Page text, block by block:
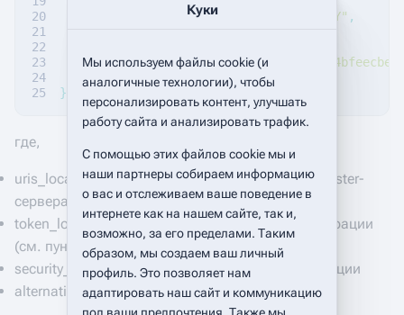
"eQTC1KqHdswBpg9CnGtY" ,
"token_local":
"uris_local" : "https://site1.era.ru"
}
где,
uris_local - имя локального веб-сервера для Master-
сервера
token_local - локальный токен для канала интеграции
(см. пункт 1)
security_kay - сгенерированная строка авторизации
alternatives - параметры Slave-сервера
Куки
Мы используем файлы cookie (и
аналогичные технологии), чтобы
персонализировать контент, улучшать
работу сайта и анализировать трафик.
С помощью этих файлов cookie мы и
наши партнеры собираем информацию
о вас и отслеживаем ваше поведение в
интернете как на нашем сайте, так и,
возможно, за его пределами. Таким
образом, мы создаем ваш личный
профиль. Это позволяет нам
адаптировать наш сайт и коммуникацию
под ваши предпочтения. Также мы